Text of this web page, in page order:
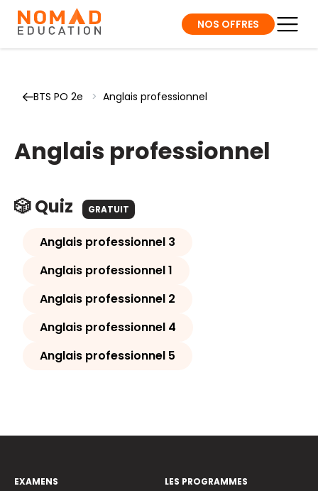
NOS OFFRES
BTS PO 2e > Anglais professionnel
Anglais professionnel
🎲 Quiz GRATUIT
Anglais professionnel 3
Anglais professionnel 1
Anglais professionnel 2
Anglais professionnel 4
Anglais professionnel 5
EXAMENS
LES PROGRAMMES